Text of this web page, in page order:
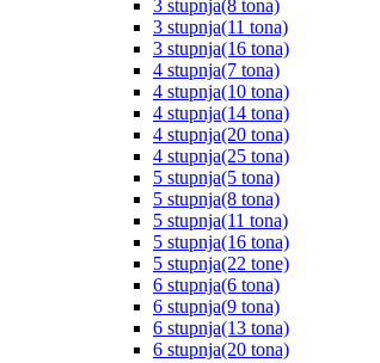
3 stupnja(8 tona)
3 stupnja(11 tona)
3 stupnja(16 tona)
4 stupnja(7 tona)
4 stupnja(10 tona)
4 stupnja(14 tona)
4 stupnja(20 tona)
4 stupnja(25 tona)
5 stupnja(5 tona)
5 stupnja(8 tona)
5 stupnja(11 tona)
5 stupnja(16 tona)
5 stupnja(22 tone)
6 stupnja(6 tona)
6 stupnja(9 tona)
6 stupnja(13 tona)
6 stupnja(20 tona)